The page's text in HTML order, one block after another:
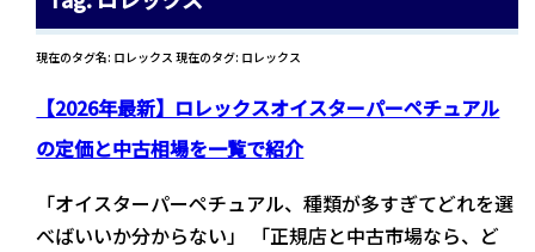
現在のタグ名: ロレックス 現在のタグ: ロレックス
【2026年最新】ロレックスオイスターパーペチュアル
の定価と中古相場を一覧で紹介
「オイスターパーペチュアル、種類が多すぎてどれを選
べばいいか分からない」 「正規店と中古市場なら、ど